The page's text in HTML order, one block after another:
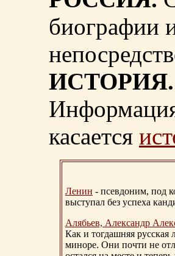
биографии
ИСТОРИЯ.
касается
Ленин - псевдоним, под
выступал без успеха
Алябьев, Александр
Как и тогдашняя
миноре. Они почти не